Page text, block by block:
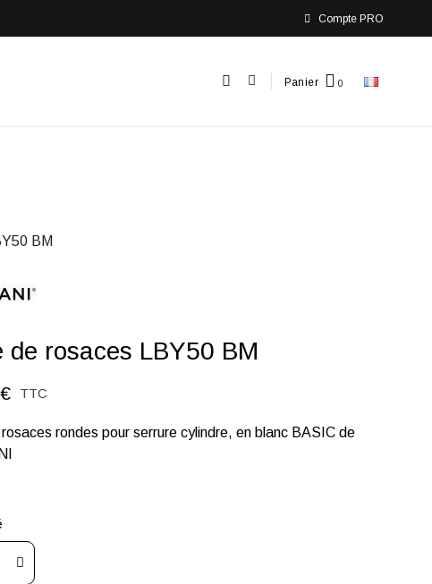
Compte PRO
Panier
BM
de rosaces LBY50 BM
TTC
rosaces rondes pour serrure cylindre, en blanc BASIC de